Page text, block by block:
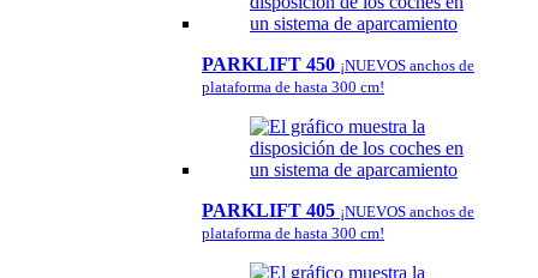
PARKLIFT 450 ¡NUEVOS anchos de
plataforma de hasta 300 cm!
PARKLIFT 405 ¡NUEVOS anchos de
plataforma de hasta 300 cm!